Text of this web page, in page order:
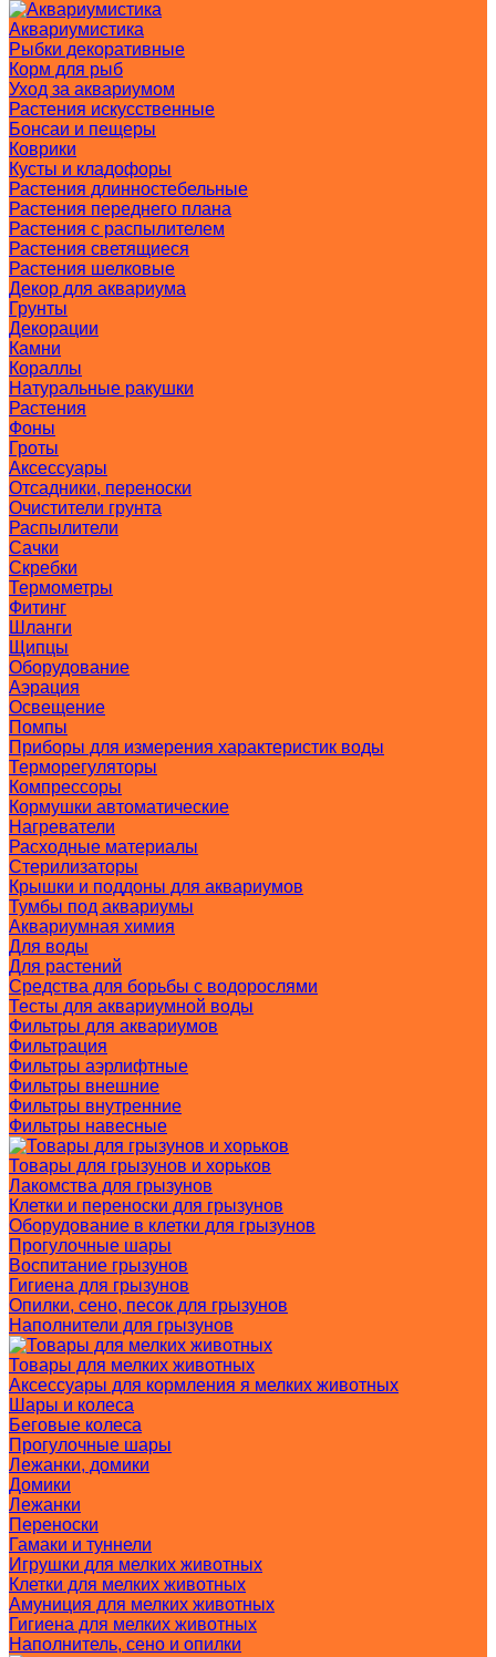
Аквариумистика
Рыбки декоративные
Корм для рыб
Уход за аквариумом
Растения искусственные
Бонсаи и пещеры
Коврики
Кусты и кладофоры
Растения длинностебельные
Растения переднего плана
Растения с распылителем
Растения светящиеся
Растения шелковые
Декор для аквариума
Грунты
Декорации
Камни
Кораллы
Натуральные ракушки
Растения
Фоны
Гроты
Аксессуары
Отсадники, переноски
Очистители грунта
Распылители
Сачки
Скребки
Термометры
Фитинг
Шланги
Щипцы
Оборудование
Аэрация
Освещение
Помпы
Приборы для измерения характеристик воды
Терморегуляторы
Компрессоры
Кормушки автоматические
Нагреватели
Расходные материалы
Стерилизаторы
Крышки и поддоны для аквариумов
Тумбы под аквариумы
Аквариумная химия
Для воды
Для растений
Средства для борьбы с водорослями
Тесты для аквариумной воды
Фильтры для аквариумов
Фильтрация
Фильтры аэрлифтные
Фильтры внешние
Фильтры внутренние
Фильтры навесные
Товары для грызунов и хорьков
Лакомства для грызунов
Клетки и переноски для грызунов
Оборудование в клетки для грызунов
Прогулочные шары
Воспитание грызунов
Гигиена для грызунов
Опилки, сено, песок для грызунов
Наполнители для грызунов
Товары для мелких животных
Аксессуары для кормления я мелких животных
Шары и колеса
Беговые колеса
Прогулочные шары
Лежанки, домики
Домики
Лежанки
Переноски
Гамаки и туннели
Игрушки для мелких животных
Клетки для мелких животных
Амуниция для мелких животных
Гигиена для мелких животных
Наполнитель, сено и опилки